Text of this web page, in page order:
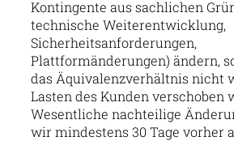
Kontingente aus sachlichen
technische Weiterentwicklung,
Sicherheitsanforderungen,
Plattformänderungen) ändern,
das Äquivalenzverhältnis nicht
Lasten des Kunden verschoben
Wesentliche nachteilige
wir mindestens 30 Tage vorher